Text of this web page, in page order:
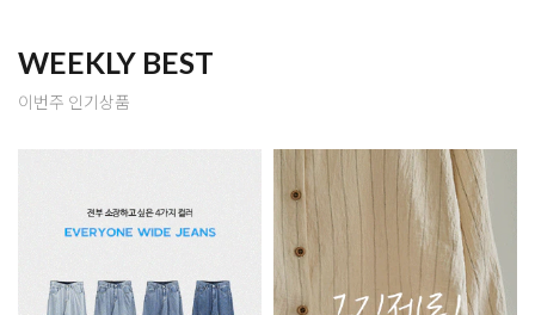
WEEKLY BEST
이번주 인기상품